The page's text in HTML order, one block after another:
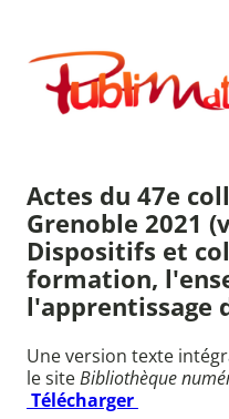
contenu
Publimath
Actes du 47e
Grenoble 2021
Dispositifs et
formation,
l'apprentissage
Une version texte
le siteBibliothèque
Télécharger